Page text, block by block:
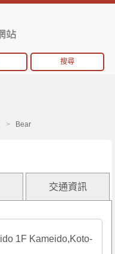
搜尋
Bear
交通資訊
1F Kameido,Koto-